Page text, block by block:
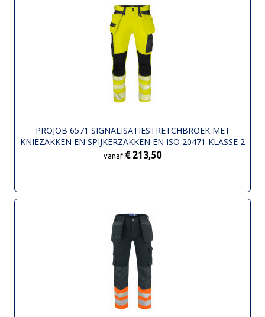
PROJOB 6571 SIGNALISATIESTRETCHBROEK MET
KNIEZAKKEN EN SPIJKERZAKKEN EN ISO 20471 KLASSE 2
vanaf € 213,50